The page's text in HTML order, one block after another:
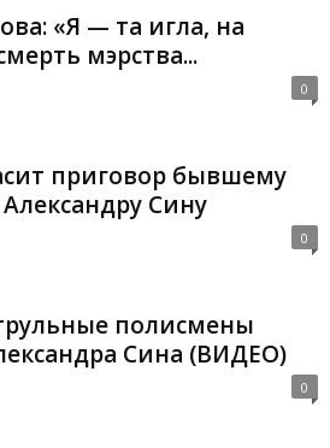
«Я — та игла, на
мэрства...
0
приговор бывшему
Сину
0
полисмены
Сина (ВИДЕО)
0